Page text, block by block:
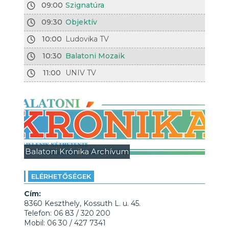
09:00 Szignatúra
09:30 Objektív
10:00 Ludovika TV
10:30 Balatoni Mozaik
11:00
UNIV TV
Balatoni Krónika Archívum
ELÉRHETŐSÉGEK
Cím:
8360 Keszthely, Kossuth L. u. 45.
Telefon: 06 83 / 320 200
Mobil: 06 30 / 427 7341